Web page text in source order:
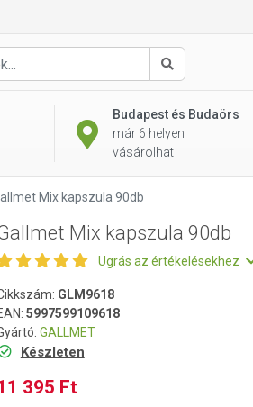
Keresés
Budapest és Budaörs
már 6 helyen
vásárolhat
Mix kapszula 90db
Mix kapszula 90db
Ugrás az értékelésekhez
GLM9618
5997599109618
GALLMET
Készleten
395 Ft